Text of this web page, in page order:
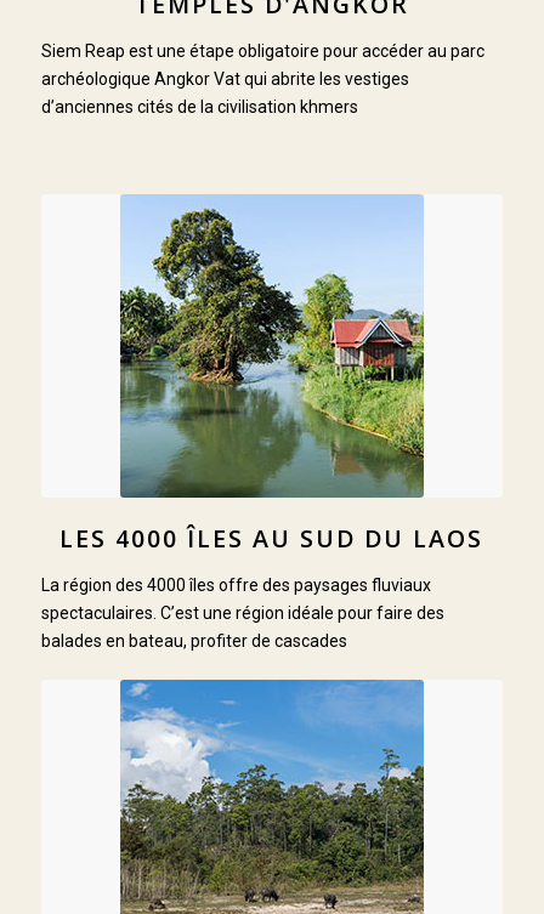
Siem Reap est une étape obligatoire pour accéder au parc
archéologique Angkor Vat qui abrite les vestiges
d’anciennes cités de la civilisation khmers
LES 4000 ÎLES AU SUD DU LAOS
La région des 4000 îles offre des paysages fluviaux
spectaculaires. C’est une région idéale pour faire des
balades en bateau, profiter de cascades